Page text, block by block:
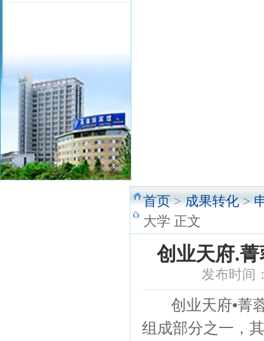
首页>成果转化>
大学 正文
创业天府.
发布时间
创业天府•菁蓉
组成部分之一，